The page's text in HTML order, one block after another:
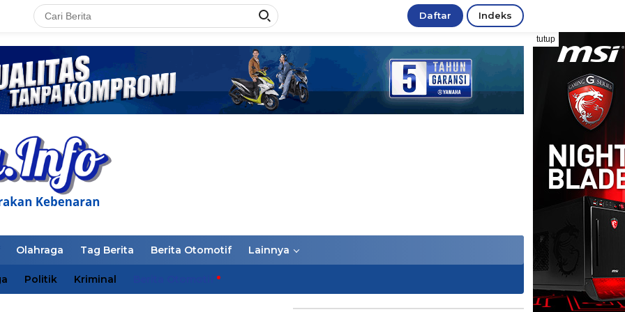
Daftar Indeks
tutup
Olahraga Tag Berita Berita Otomotif Lainnya
Politik Kriminal